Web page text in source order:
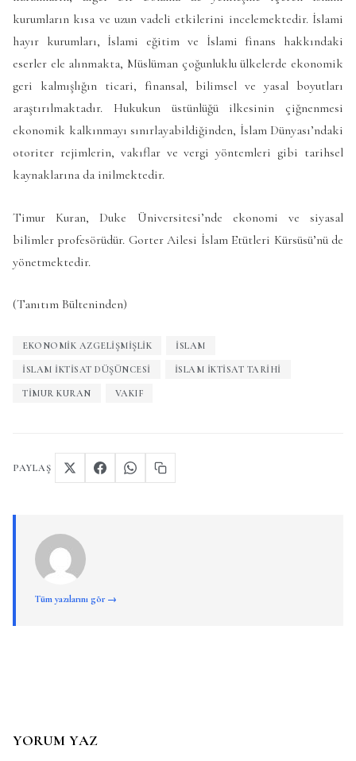
kurumların kısa ve uzun vadeli etkilerini incelemektedir. İslami
hayır kurumları, İslami eğitim ve İslami finans hakkındaki
eserler ele alınmakta, Müslüman çoğunluklu ülkelerde ekonomik
geri kalmışlığın ticari, finansal, bilimsel ve yasal boyutları
araştırılmaktadır. Hukukun üstünlüğü ilkesinin çiğnenmesi
ekonomik kalkınmayı sınırlayabildiğinden, İslam Dünyası’ndaki
otoriter rejimlerin, vakıflar ve vergi yöntemleri gibi tarihsel
kaynaklarına da inilmektedir.
Timur Kuran, Duke Üniversitesi’nde ekonomi ve siyasal
bilimler profesörüdür. Gorter Ailesi İslam Etütleri Kürsüsü’nü de
yönetmektedir.
(Tanıtım Bülteninden)
EKONOMIK AZGELIŞMIŞLIK İSLAM
İSLAM İKTISAT DÜŞÜNCESI İSLAM İKTISAT TARIHI
TIMUR KURAN VAKIF
PAYLAŞ
Tüm yazılarını gör →
YORUM YAZ